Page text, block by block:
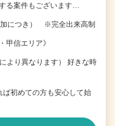
る案件もございます…
加につき） ※完全出来高制
甲信エリア》
より異なります） 好きな時
初めての方も安心して始